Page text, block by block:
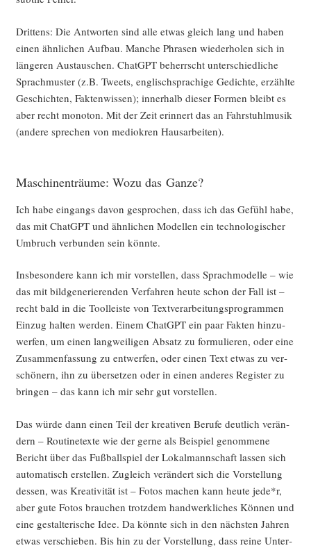
Drit­tens: Die Ant­wor­ten sind alle etwas gleich lang und haben
einen ähn­li­chen Auf­bau. Man­che Phra­sen wie­der­ho­len sich in
län­ge­ren Aus­tau­schen. ChatGPT beherrscht unter­schied­li­che
Sprach­mus­ter (z.B. Tweets, eng­lisch­spra­chi­ge Gedich­te, erzähl­te
Geschich­ten, Fak­ten­wis­sen); inner­halb die­ser For­men bleibt es
aber recht mono­ton. Mit der Zeit erin­nert das an Fahr­stuhl­mu­sik
(ande­re spre­chen von medio­kren Hausarbeiten).
Maschinenträume: Wozu das Ganze?
Ich habe ein­gangs davon gespro­chen, dass ich das Gefühl habe,
das mit ChatGPT und ähn­li­chen Model­len ein tech­no­lo­gi­scher
Umbruch ver­bun­den sein könnte.
Ins­be­son­de­re kann ich mir vor­stel­len, dass Sprach­mo­del­le – wie
das mit bild­ge­ne­rie­ren­den Ver­fah­ren heu­te schon der Fall ist –
recht bald in die Tool­leis­te von Text­ver­ar­bei­tungs­pro­gram­men
Ein­zug hal­ten wer­den. Einem ChatGPT ein paar Fak­ten hin­zu­
wer­fen, um einen lang­wei­li­gen Absatz zu for­mu­lie­ren, oder eine
Zusam­men­fas­sung zu ent­wer­fen, oder einen Text etwas zu ver­
schö­nern, ihn zu über­set­zen oder in einen ande­res Regis­ter zu
brin­gen – das kann ich mir sehr gut vorstellen.
Das wür­de dann einen Teil der krea­ti­ven Beru­fe deut­lich ver­än­
dern – Rou­ti­ne­tex­te wie der ger­ne als Bei­spiel genom­me­ne
Bericht über das Fuß­ball­spiel der Lokal­mann­schaft las­sen sich
auto­ma­tisch erstel­len. Zugleich ver­än­dert sich die Vor­stel­lung
des­sen, was Krea­ti­vi­tät ist – Fotos machen kann heu­te jede*r,
aber gute Fotos brau­chen trotz­dem hand­werk­li­ches Kön­nen und
eine gestal­te­ri­sche Idee. Da könn­te sich in den nächs­ten Jah­ren
etwas ver­schie­ben. Bis hin zu der Vor­stel­lung, dass rei­ne Unter­